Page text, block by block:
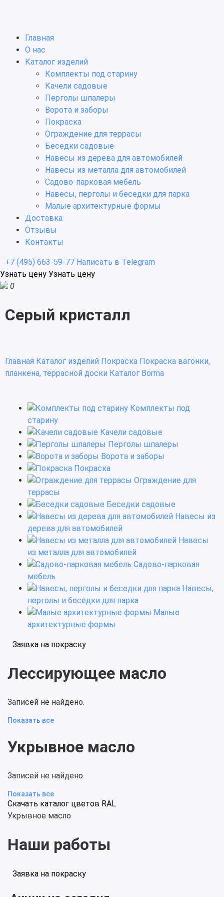
Главная
О нас
Каталог изделий
Комплекты под старину
Качели садовые
Перголы шпалеры
Ворота и заборы
Покраска
Ограждение для террасы
Беседки садовые
Навесы из дерева для автомобилей
Навесы из металла для автомобилей
Садово-парковая мебель
Навесы, перголы и беседки для парка
Малые архитектурные формы
Доставка
Отзывы
Контакты
+7 (495) 663-59-77 Написать в Telegram
Узнать цену Узнать цену
0
Серый кристалл
Главная Каталог изделий Покраска Покраска вагонки,
планкена, террасной доски Каталог Borma
Комплекты под
старину
Качели садовые
Перголы шпалеры
Ворота и заборы
Покраска
Ограждение для
террасы
Беседки садовые
Навесы из
дерева для автомобилей
Навесы
из металла для автомобилей
Садово-парковая
мебель
Навесы,
перголы и беседки для парка
Малые
архитектурные формы
Заявка на покраску
Лессирующее масло
Записей не найдено.
Показать все
Укрывное масло
Записей не найдено.
Показать все
Скачать каталог цветов RAL
Укрывное масло
Наши работы
Заявка на покраску